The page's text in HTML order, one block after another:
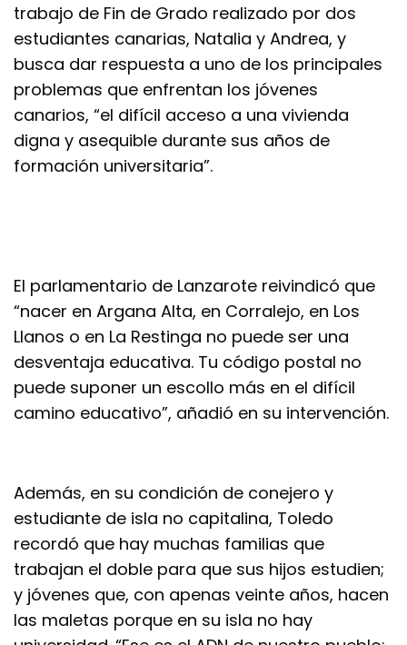
trabajo de Fin de Grado realizado por dos
estudiantes canarias, Natalia y Andrea, y
busca dar respuesta a uno de los principales
problemas que enfrentan los jóvenes
canarios, “el difícil acceso a una vivienda
digna y asequible durante sus años de
formación universitaria”.
El parlamentario de Lanzarote reivindicó que
“nacer en Argana Alta, en Corralejo, en Los
Llanos o en La Restinga no puede ser una
desventaja educativa. Tu código postal no
puede suponer un escollo más en el difícil
camino educativo”, añadió en su intervención.
Además, en su condición de conejero y
estudiante de isla no capitalina, Toledo
recordó que hay muchas familias que
trabajan el doble para que sus hijos estudien;
y jóvenes que, con apenas veinte años, hacen
las maletas porque en su isla no hay